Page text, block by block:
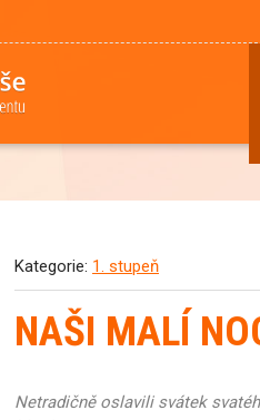
Kategorie: 1. stupeň
NAŠI MALÍ
Netradičně oslavili svátek